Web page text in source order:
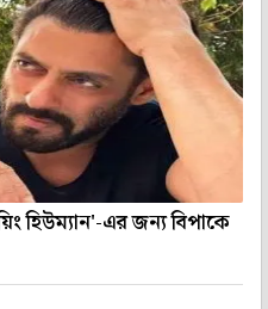
হিউম্যান'-এর জন্য বিপাকে